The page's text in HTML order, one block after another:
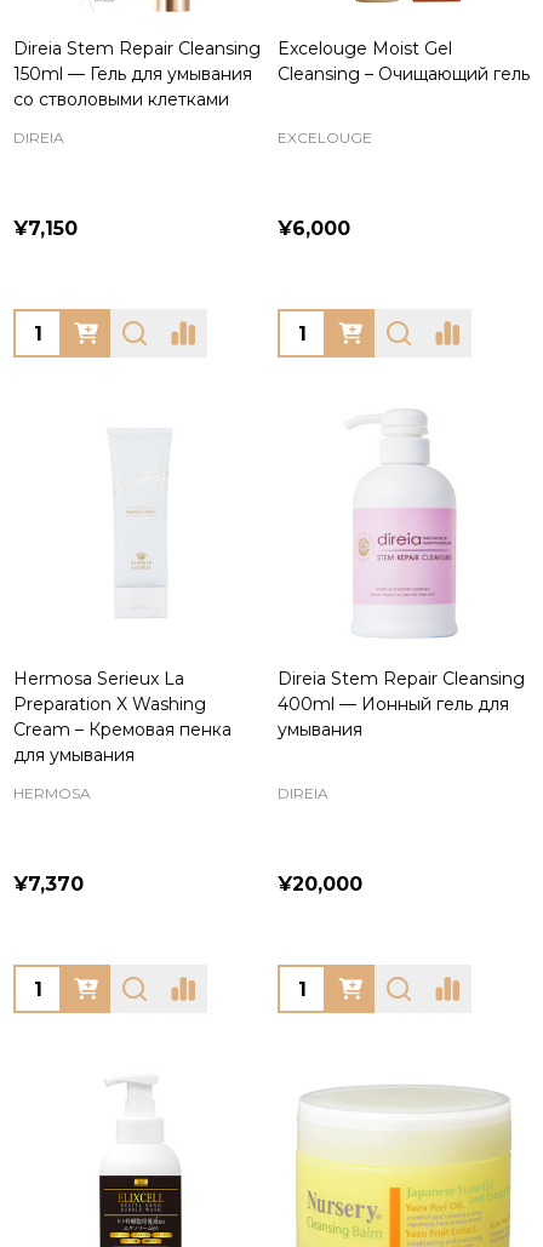
Direia Stem Repair Cleansing
150ml — Гель для умывания
со стволовыми клетками
DIREIA
¥7,150
Quantity:
Excelouge Moist Gel
Cleansing – Очищающий гель
EXCELOUGE
¥6,000
Quantity:
Hermosa Serieux La
Preparation X Washing
Cream – Кремовая пенка
для умывания
HERMOSA
¥7,370
Quantity:
Direia Stem Repair Cleansing
400ml — Ионный гель для
умывания
DIREIA
¥20,000
Quantity: